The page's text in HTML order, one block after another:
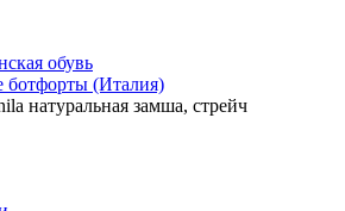
обувь
ботфорты (Италия)
натуральная замша, стрейч